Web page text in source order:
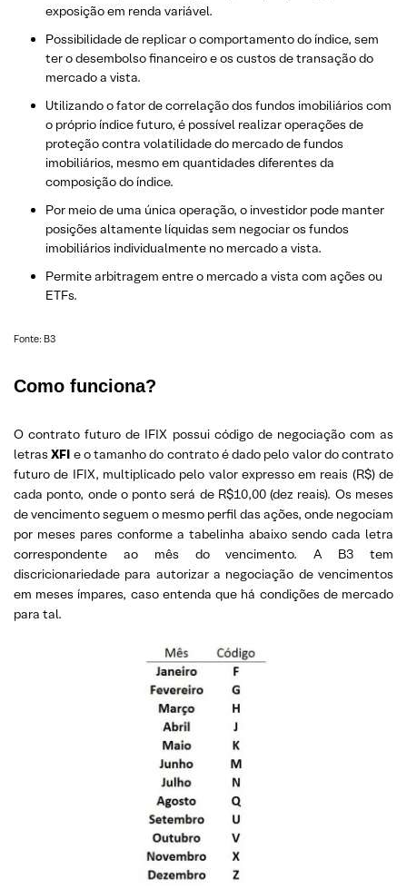
exposição em renda variável.
Possibilidade de replicar o comportamento do índice, sem
ter o desembolso financeiro e os custos de transação do
mercado a vista.
Utilizando o fator de correlação dos fundos imobiliários com
o próprio índice futuro, é possível realizar operações de
proteção contra volatilidade do mercado de fundos
imobiliários, mesmo em quantidades diferentes da
composição do índice.
Por meio de uma única operação, o investidor pode manter
posições altamente líquidas sem negociar os fundos
imobiliários individualmente no mercado a vista.
Permite arbitragem entre o mercado a vista com ações ou
ETFs.
Fonte: B3
Como funciona?
O contrato futuro de IFIX possui código de negociação com as
letrasXFI e o tamanho do contrato é dado pelo valor do contrato
futuro de IFIX, multiplicado pelo valor expresso em reais (R$) de
cada ponto, onde o ponto será de R$10,00 (dez reais). Os meses
de vencimento seguem o mesmo perfil das ações, onde negociam
por meses pares conforme a tabelinha abaixo sendo cada letra
correspondente ao mês do vencimento. A B3 tem
discricionariedade para autorizar a negociação de vencimentos
em meses ímpares, caso entenda que há condições de mercado
para tal.